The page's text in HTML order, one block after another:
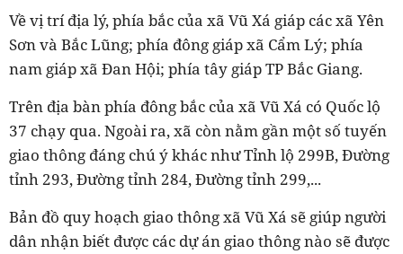
Về vị trí địa lý, phía bắc của xã Vũ Xá giáp các xã Yên
Sơn và Bắc Lũng; phía đông giáp xã Cẩm Lý; phía
nam giáp xã Đan Hội; phía tây giáp TP Bắc Giang.
Trên địa bàn phía đông bắc của xã Vũ Xá có Quốc lộ
37 chạy qua. Ngoài ra, xã còn nằm gần một số tuyến
giao thông đáng chú ý khác như Tỉnh lộ 299B, Đường
tỉnh 293, Đường tỉnh 284, Đường tỉnh 299,...
Bản đồ quy hoạch giao thông xã Vũ Xá sẽ giúp người
dân nhận biết được các dự án giao thông nào sẽ được